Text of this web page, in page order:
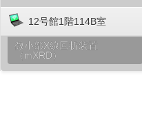
12号館1階114B室
微小部X線回折装置
（mXRD）